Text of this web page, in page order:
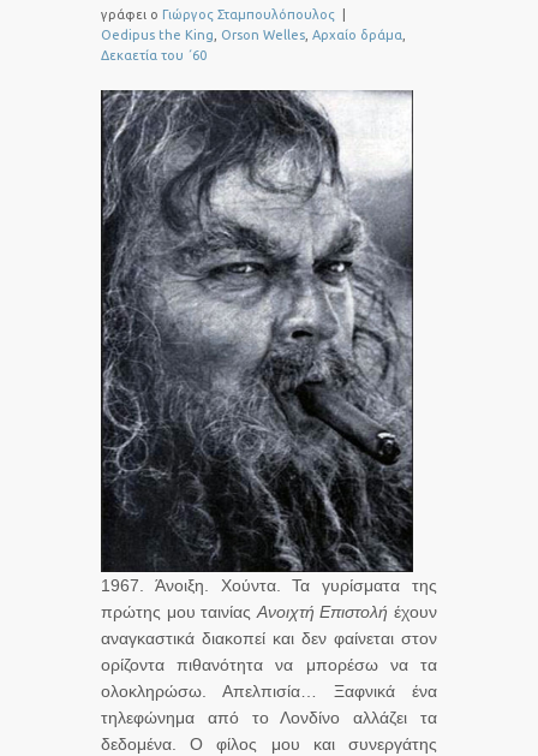
γράφει ο Γιώργος Σταμπουλόπουλος
Oedipus the King
Orson Welles Αρχαίο δράμα
Δεκαετία του ΄60
1967. Άνοιξη. Χούντα. Τα γυρίσματα της
πρώτης μου ταινίας Ανοιχτή Επιστολή έχουν
αναγκαστικά διακοπεί και δεν φαίνεται στον
ορίζοντα πιθανότητα να μπορέσω να τα
ολοκληρώσω. Απελπισία… Ξαφνικά ένα
τηλεφώνημα από το Λονδίνο αλλάζει τα
δεδομένα. Ο φίλος μου και συνεργάτης